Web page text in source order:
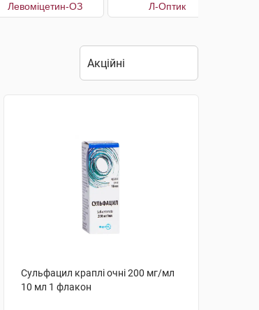
Левоміцетин-ОЗ Л-Оптик
Сульфацил краплі очні 200 мг/мл
10 мл 1 флакон